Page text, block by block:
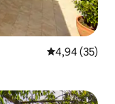
4,94 (35)